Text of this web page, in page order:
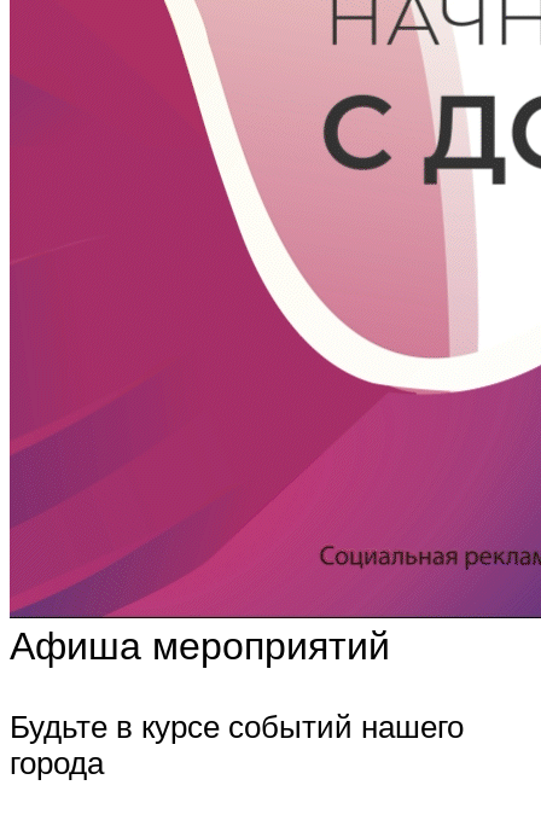
Афиша мероприятий
Будьте в курсе событий нашего
города